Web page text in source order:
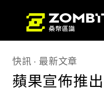
快訊 最新文章
蘋果宣佈推